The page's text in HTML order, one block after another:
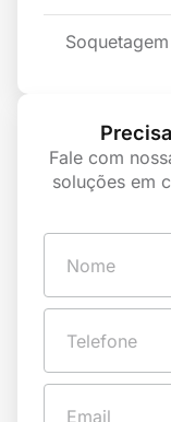
Soquetagem
Fale com
soluções em